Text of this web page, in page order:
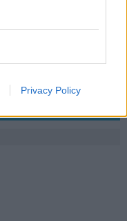
Privacy Policy